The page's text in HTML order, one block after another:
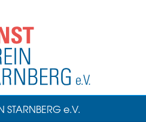
STARNBERG e.V.